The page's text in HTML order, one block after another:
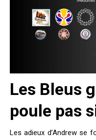
Les Bleus
poule pas
Les adieux d’Andrew se